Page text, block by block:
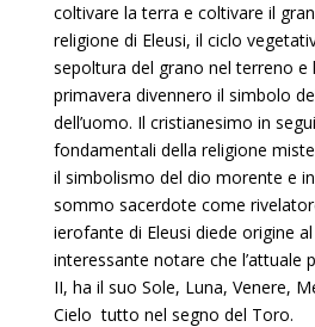
coltivare la terra e coltivare il
religione di Eleusi, il ciclo
sepoltura del grano nel terreno e
primavera divennero il simbolo
dell’uomo. Il cristianesimo in
fondamentali della religione
il simbolismo del dio morente e
sommo sacerdote come
ierofante di Eleusi diede origine
interessante notare che l’attuale
II, ha il suo Sole, Luna, Venere,
Cielo tutto nel segno del Toro.